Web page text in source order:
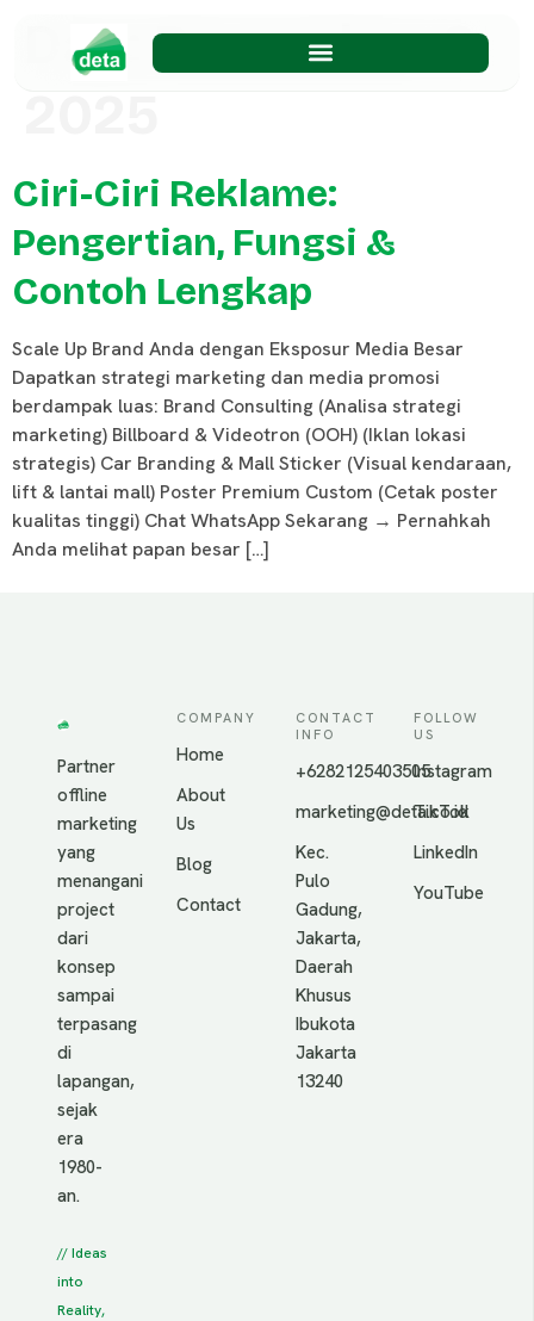
Day:December 2,
Ciri-Ciri Reklame:
Pengertian, Fungsi &
Contoh Lengkap
Scale Up Brand Anda dengan Eksposur Media Besar
Dapatkan strategi marketing dan media promosi
berdampak luas: Brand Consulting (Analisa strategi
marketing) Billboard & Videotron (OOH) (Iklan lokasi
strategis) Car Branding & Mall Sticker (Visual kendaraan,
lift & lantai mall) Poster Premium Custom (Cetak poster
kualitas tinggi) Chat WhatsApp Sekarang → Pernahkah
Anda melihat papan besar […]
Partner
offline
marketing
yang
menangani
project
dari
konsep
sampai
terpasang
di
lapangan,
sejak
era
1980-
an.
// Ideas
into
Reality,
COMPANY
Home
About
Us
Blog
Contact
CONTACT
INFO
+6282125403505
marketing@deta.co.id
Kec.
Pulo
Gadung,
Jakarta,
Daerah
Khusus
Ibukota
Jakarta
13240
FOLLOW
US
Instagram
TikTok
LinkedIn
YouTube